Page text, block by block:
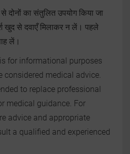
दोनों का संतुलित उपयोग किया जा
खुद से दवाएँ मिलाकर न लें। पहले
लें।
for informational purposes
considered medical advice.
to replace professional
medical guidance. For
advice and appropriate
a qualified and experienced